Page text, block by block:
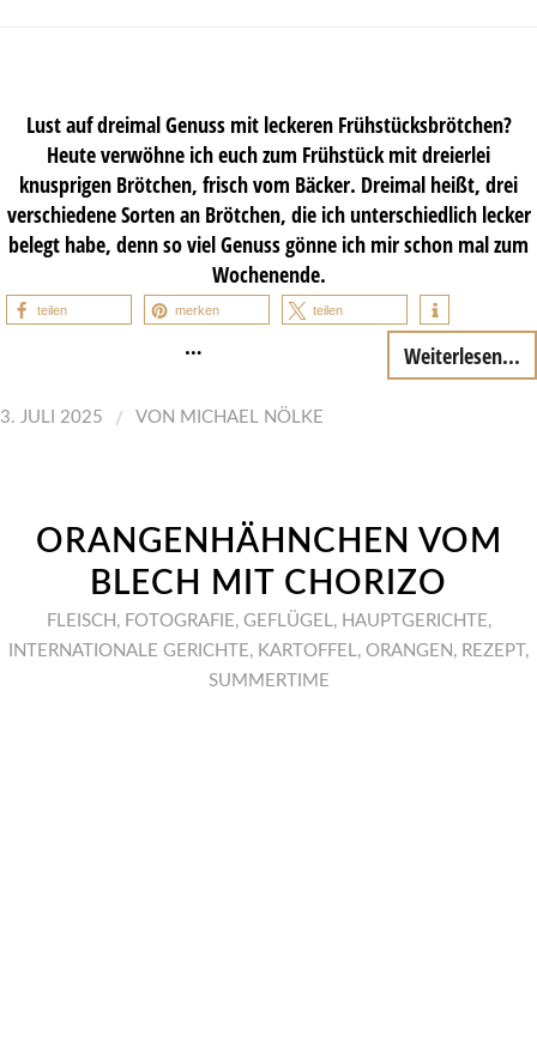
Lust auf dreimal Genuss mit leckeren Frühstücksbrötchen?
Heute verwöhne ich euch zum Frühstück mit dreierlei
knusprigen Brötchen, frisch vom Bäcker. Dreimal heißt, drei
verschiedene Sorten an Brötchen, die ich unterschiedlich lecker
belegt habe, denn so viel Genuss gönne ich mir schon mal zum
Wochenende.
teilen merken teilen
… Weiterlesen...
3. JULI 2025 / VON MICHAEL NÖLKE
ORANGENHÄHNCHEN VOM
BLECH MIT CHORIZO
FLEISCH , FOTOGRAFIE, GEFLÜGEL, HAUPTGERICHTE,
INTERNATIONALE GERICHTE, KARTOFFEL, ORANGEN , REZEPT ,
SUMMERTIME